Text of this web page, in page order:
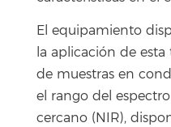
El equipamiento
la aplicación de
de muestras en
el rango del
cercano (NIR),